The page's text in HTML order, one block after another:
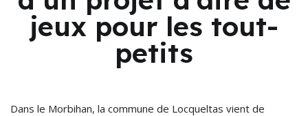
jeux pour les tout-
petits
Dans le Morbihan, la commune de Locqueltas vient de